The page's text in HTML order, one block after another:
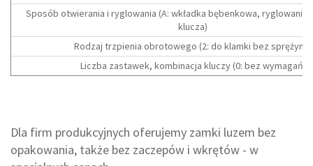
Sposób otwierania i ryglowania (A: wkładka bębenkowa, ryglowanie
klucza)
Rodzaj trzpienia obrotowego (2: do klamki bez sprężyny)
Liczba zastawek, kombinacja kluczy (0: bez wymagań)
Dla firm produkcyjnych oferujemy zamki luzem bez
opakowania, także bez zaczepów i wkrętów - w